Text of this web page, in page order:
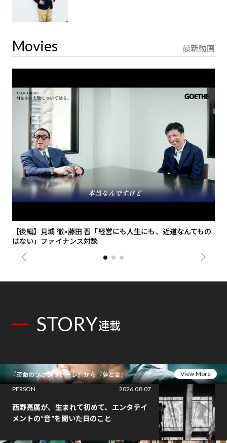
Movies 最新動画
【後編】見城 徹×藤田 晋「経営にも人生にも、近道なんてもの
はない」ファイナンス対談
STORY連載
『革命のファンファーレ』から『夢と金』
View More
PERSON
2026.08.07
西野亮廣が、生まれて初めて、エンタテイ
メントの“音”を聞いた日のこと